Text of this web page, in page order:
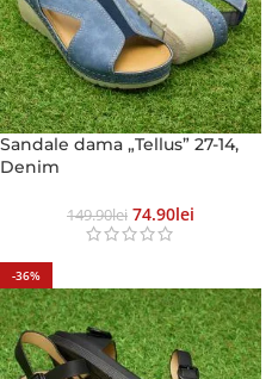
Sandale dama „Tellus” 27-14,
Denim
149.90Lei 74.90Lei
-36%